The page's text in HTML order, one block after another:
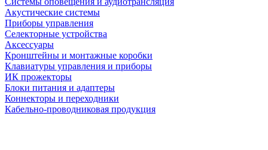
Акустические системы
Приборы управления
Селекторные устройства
Аксессуары
Кронштейны и монтажные коробки
Клавиатуры управления и приборы
ИК прожекторы
Блоки питания и адаптеры
Коннекторы и переходники
Кабельно-проводниковая продукция